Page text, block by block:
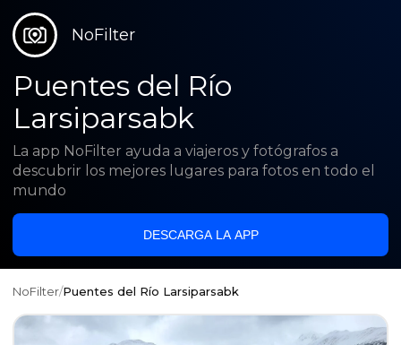
NoFilter
Puentes del Río
Larsiparsabk
La app NoFilter ayuda a viajeros y fotógrafos a
descubrir los mejores lugares para fotos en todo el
mundo
DESCARGA LA APP
NoFilter/Puentes del Río Larsiparsabk